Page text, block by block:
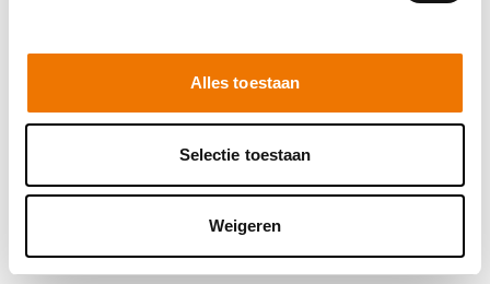
Alles toestaan
Selectie toestaan
Weigeren